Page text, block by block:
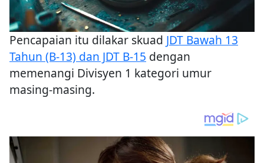
Pencapaian itu dilakar skuad JDT Bawah 13
Tahun (B-13) dan JDT B-15 dengan
memenangi Divisyen 1 kategori umur
masing-masing.